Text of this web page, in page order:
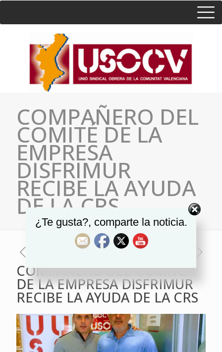
COMPAÑERO DEL
COMITÉ DE LA
EMPRESA
DISFRIMUR
RECIBE LA AYUDA
DE LA CRS
COMPAÑERO DEL COMITÉ
DE LA EMPRESA DISFRIMUR
RECIBE LA AYUDA DE LA CRS
¿Te gusta?, comparte la noticia.